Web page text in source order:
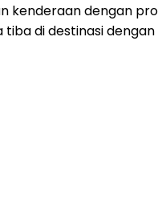
kenderaan dengan
di destinasi dengan